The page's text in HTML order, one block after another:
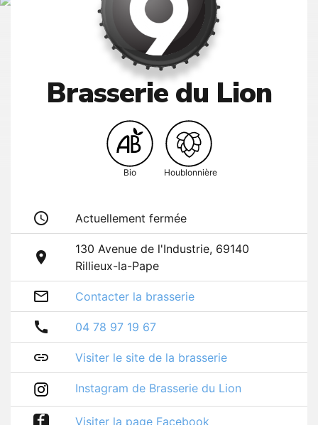
Brasserie du Lion
Bio Houblonnière
access_time Actuellement fermée
room
130 Avenue de l'Industrie, 69140
Rillieux-la-Pape
mail_outline Contacter la brasserie
call 04 78 97 19 67
link Visiter le site de la brasserie
Instagram de Brasserie du Lion
Visiter la page Facebook